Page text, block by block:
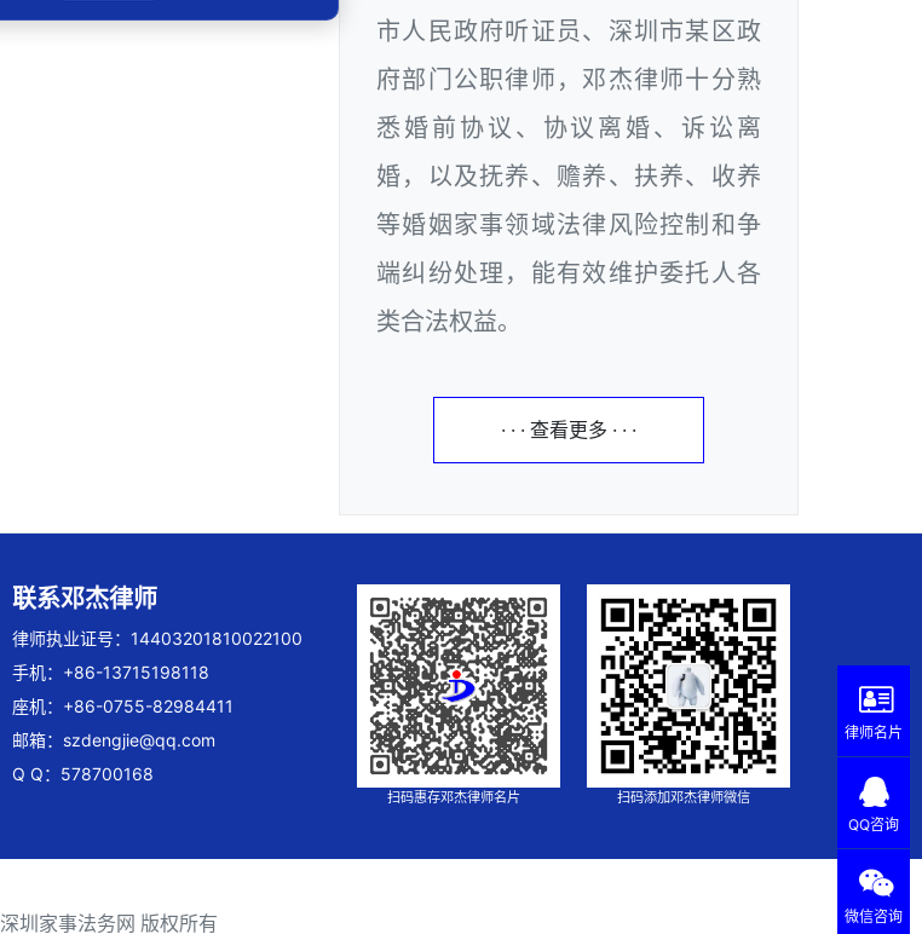
市人民政府听证员、深圳市某区政
府部门公职律师，邓杰律师十分熟
悉婚前协议、协议离婚、诉讼离
婚，以及抚养、赡养、扶养、收养
等婚姻家事领域法律风险控制和争
端纠纷处理，能有效维护委托人各
类合法权益。
· · · 查看更多 · · ·
联系邓杰律师
律师执业证号：14403201810022100
手机：+86-13715198118
座机：+86-0755-82984411
邮箱： szdengjie@qq.com
Q Q：578700168
扫码惠存邓杰律师名片 扫码添加邓杰律师微信
深圳家事法务网 版权所有
律师名片
QQ咨询
微信咨询